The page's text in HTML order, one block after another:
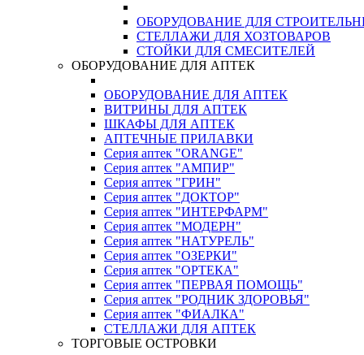
ОБОРУДОВАНИЕ ДЛЯ
СТЕЛЛАЖИ ДЛЯ ХОЗТОВАРОВ
СТОЙКИ ДЛЯ СМЕСИТЕЛЕЙ
ОБОРУДОВАНИЕ ДЛЯ АПТЕК
ОБОРУДОВАНИЕ ДЛЯ АПТЕК
ВИТРИНЫ ДЛЯ АПТЕК
ШКАФЫ ДЛЯ АПТЕК
АПТЕЧНЫЕ ПРИЛАВКИ
Серия аптек "ORANGE"
Серия аптек "АМПИР"
Серия аптек "ГРИН"
Серия аптек "ДОКТОР"
Серия аптек "ИНТЕРФАРМ"
Серия аптек "МОДЕРН"
Серия аптек "НАТУРЕЛЬ"
Серия аптек "ОЗЕРКИ"
Серия аптек "ОРТЕКА"
Серия аптек "ПЕРВАЯ ПОМОЩЬ"
Серия аптек "РОДНИК ЗДОРОВЬЯ"
Серия аптек "ФИАЛКА"
СТЕЛЛАЖИ ДЛЯ АПТЕК
ТОРГОВЫЕ ОСТРОВКИ